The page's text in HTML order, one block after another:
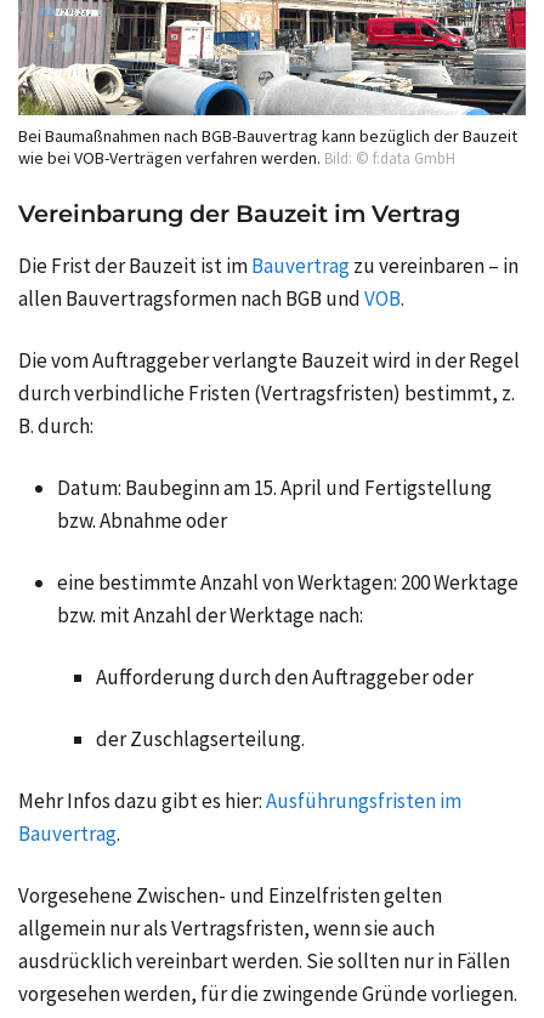
Bei Baumaßnahmen nach BGB-Bauvertrag kann bezüglich der Bauzeit
wie bei VOB-Verträgen verfahren werden. Bild: © f:data GmbH
Vereinbarung der Bauzeit im Vertrag
Die Frist der Bauzeit ist imBauvertragzu vereinbaren – in
allen Bauvertragsformen nach BGB undVOB.
Die vom Auftraggeber verlangte Bauzeit wird in der Regel
durch verbindliche Fristen (Vertragsfristen) bestimmt, z.
B. durch:
Datum: Baubeginn am 15. April und Fertigstellung
bzw. Abnahme oder
eine bestimmte Anzahl von Werktagen: 200 Werktage
bzw. mit Anzahl der Werktage nach:
Aufforderung durch den Auftraggeber oder
der Zuschlagserteilung.
Mehr Infos dazu gibt es hier:Ausführungsfristen im
Bauvertrag.
Vorgesehene Zwischen- und Einzelfristen gelten
allgemein nur als Vertragsfristen, wenn sie auch
ausdrücklich vereinbart werden. Sie sollten nur in Fällen
vorgesehen werden, für die zwingende Gründe vorliegen.